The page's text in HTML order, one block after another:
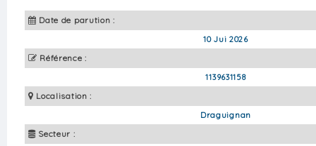
Date de parution :
10 Jui 2026
Référence :
1139631158
Localisation :
Draguignan
Secteur :